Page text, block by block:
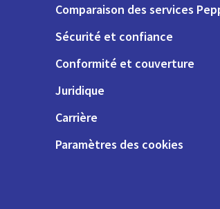
Comparaison des services
Sécurité et confiance
Conformité et couverture
Juridique
Carrière
Paramètres des cookies